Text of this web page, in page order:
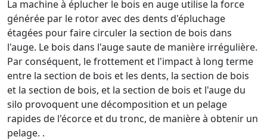
La machine à éplucher le bois en auge utilise la force
générée par le rotor avec des dents d'épluchage
étagées pour faire circuler la section de bois dans
l'auge. Le bois dans l'auge saute de manière irrégulière.
Par conséquent, le frottement et l'impact à long terme
entre la section de bois et les dents, la section de bois
et la section de bois, et la section de bois et l'auge du
silo provoquent une décomposition et un pelage
rapides de l'écorce et du tronc, de manière à obtenir un
pelage. .